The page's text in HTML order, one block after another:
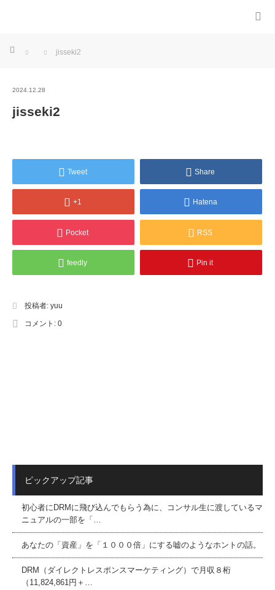
ホーム jisseki2
2024.12.28
jisseki2
Tweet Share
+1 Hatena
Pocket RSS
feedly Pin it
投稿者: yuu
コメント: 0
ピックアップ記事
初心者にDRMに飛び込んでもらう為に、コンサル生に渡しているマ
ニュアルの一部を「…
あなたの「資産」を「１０００倍」にする嘘のようなホントの話。
DRM（ダイレクトレスポンスマーケティング）で月収８桁
（11,824,861円＋…